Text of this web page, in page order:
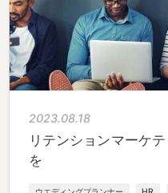
2023.08.18
リテンションマーケ
を